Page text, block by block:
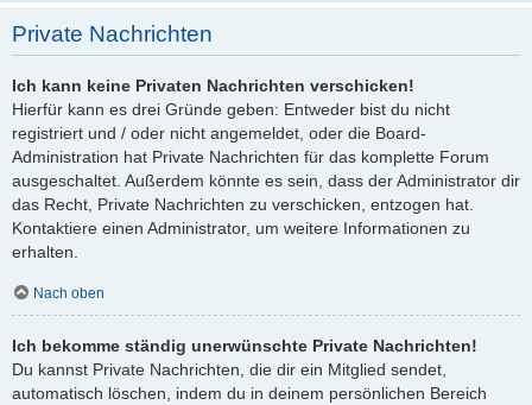
Private Nachrichten
Ich kann keine Privaten Nachrichten verschicken!
Hierfür kann es drei Gründe geben: Entweder bist du nicht
registriert und / oder nicht angemeldet, oder die Board-
Administration hat Private Nachrichten für das komplette Forum
ausgeschaltet. Außerdem könnte es sein, dass der Administrator dir
das Recht, Private Nachrichten zu verschicken, entzogen hat.
Kontaktiere einen Administrator, um weitere Informationen zu
erhalten.
Nach oben
Ich bekomme ständig unerwünschte Private Nachrichten!
Du kannst Private Nachrichten, die dir ein Mitglied sendet,
automatisch löschen, indem du in deinem persönlichen Bereich